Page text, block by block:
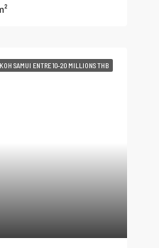
SAMUI ENTRE 10-20 MILLIONS THB